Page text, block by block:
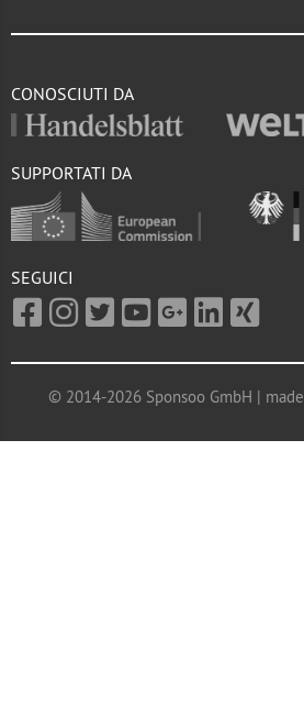
CONOSCIUTI DA
SUPPORTATI DA
SEGUICI
© 2014-2026 Sponsoo GmbH |